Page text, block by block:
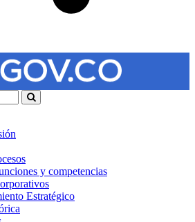
y competencias
Estratégico